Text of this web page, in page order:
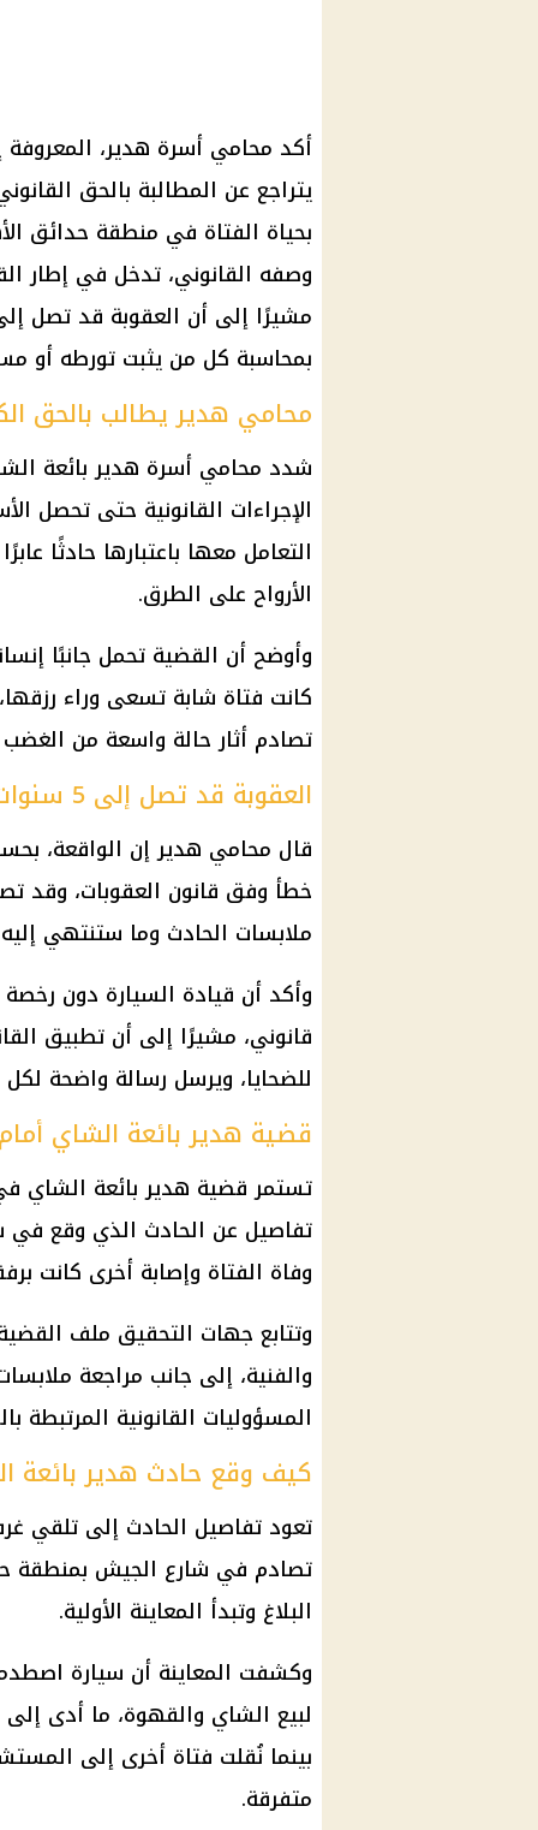
أكد محامي أسرة هدير، المعروفة
يتراجع عن المطالبة بالحق
بحياة الفتاة في منطقة حدائق
وصفه القانوني، تدخل في إطار
بمحاسبة كل من يثبت تورطه أو
محامي هدير يطالب بالحق
شدد محامي أسرة هدير بائعة
الإجراءات القانونية حتى تحصل
التعامل معها باعتبارها حادثًا
الأرواح على الطرق.
وأوضح أن القضية تحمل جانبًا
كانت فتاة شابة تسعى وراء
تصادم أثار حالة واسعة من
العقوبة قد تصل إلى 5 سنوات
قال محامي هدير إن الواقعة،
ملابسات الحادث وما ستنتهي
وأكد أن قيادة السيارة دون
قانوني، مشيرًا إلى أن تطبيق
للضحايا، ويرسل رسالة واضحة
قضية هدير بائعة الشاي
تستمر قضية هدير بائعة الشاي
تفاصيل عن الحادث الذي وقع في
وفاة الفتاة وإصابة أخرى كانت
وتتابع جهات التحقيق ملف
والفنية، إلى جانب مراجعة
المسؤوليات القانونية المرتبطة
كيف وقع حادث هدير بائعة
تعود تفاصيل الحادث إلى تلقي
تصادم في شارع الجيش بمنطقة
البلاغ وتبدأ المعاينة الأولية.
وكشفت المعاينة أن سيارة
لبيع الشاي والقهوة، ما أدى إلى
بينما نُقلت فتاة أخرى إلى
متفرقة.